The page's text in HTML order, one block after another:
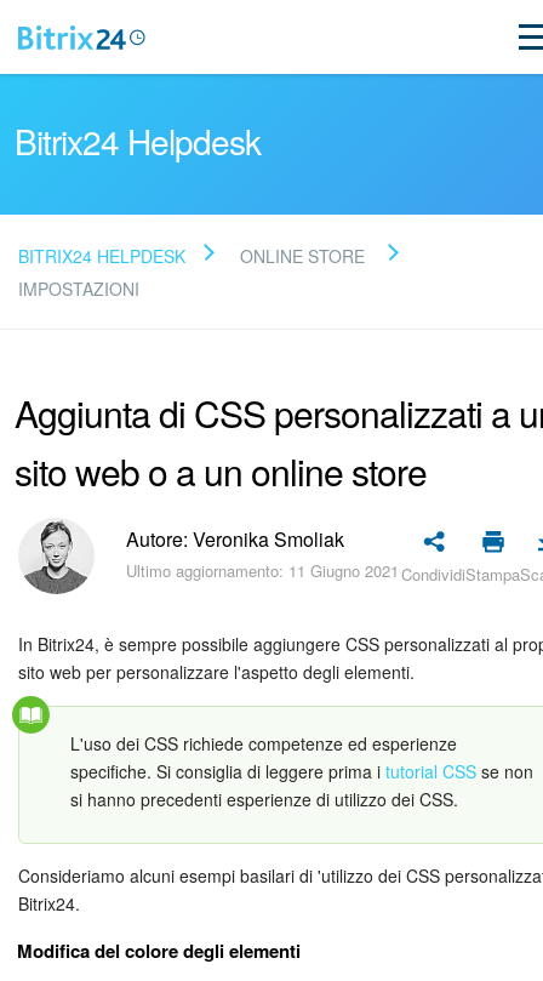
Leggi le domande frequenti
Supporto Bitrix24
Registrazione e accesso
Piani e pagamento
Come iniziare?
CoPilot: IA in Bitrix24
Feed
Messenger
Bitrix24 Helpdesk
BITRIX24 HELPDESK
ONLINE STORE
IMPOSTAZIONI
Aggiunta di CSS personalizzati a
sito web o a un online store
Autore: Veronika Smoliak
Ultimo aggiornamento: 11 Giugno 2021 CondividiStampa
In Bitrix24, è sempre possibile aggiungere CSS personalizzati al
sito web per personalizzare l'aspetto degli elementi.
L'uso dei CSS richiede competenze ed esperienze
specifiche. Si consiglia di leggere prima i tutorial CSS se non
si hanno precedenti esperienze di utilizzo dei CSS.
Consideriamo alcuni esempi basilari di 'utilizzo dei CSS
Bitrix24.
Modifica del colore degli elementi